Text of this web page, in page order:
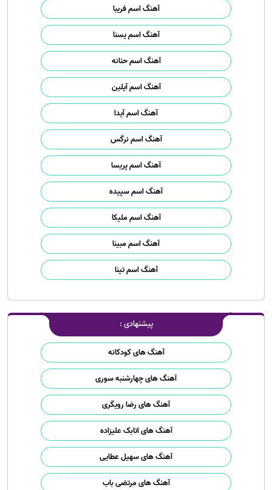
آهنگ اسم فریبا
آهنگ اسم یسنا
آهنگ اسم حنانه
آهنگ اسم آیلین
آهنگ اسم آیدا
آهنگ اسم نرگس
آهنگ اسم پریسا
آهنگ اسم سپیده
آهنگ اسم ملیکا
آهنگ اسم مبینا
آهنگ اسم تینا
پیشنهادی :
آهنگ های کودکانه
آهنگ های چهارشنبه سوری
آهنگ های رضا رویگری
آهنگ های اتابک علیزاده
آهنگ های سهیل عطایی
آهنگ های مرتضی باب